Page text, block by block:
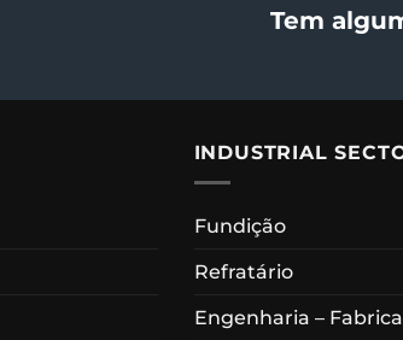
Tem
INDUSTRIAL
Fundição
Refratário
Engenharia –